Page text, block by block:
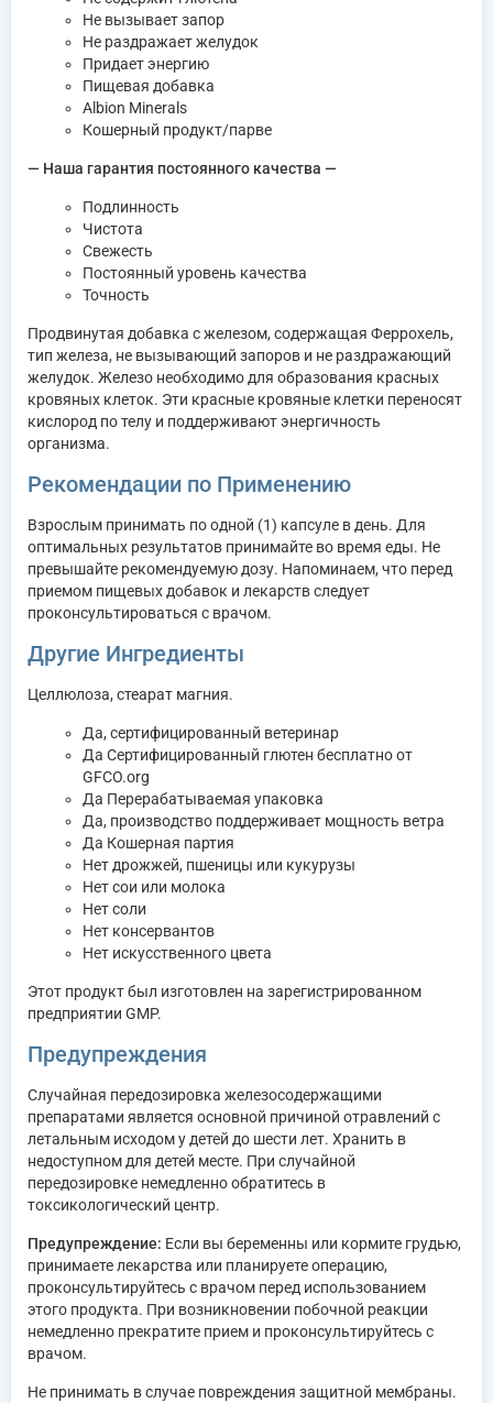
Не вызывает запор
Не раздражает желудок
Придает энергию
Пищевая добавка
Albion Minerals
Кошерный продукт/парве
— Наша гарантия постоянного качества —
Подлинность
Чистота
Свежесть
Постоянный уровень качества
Точность
Продвинутая добавка с железом, содержащая Феррохель,
тип железа, не вызывающий запоров и не раздражающий
желудок. Железо необходимо для образования красных
кровяных клеток. Эти красные кровяные клетки переносят
кислород по телу и поддерживают энергичность
организма.
Рекомендации по Применению
Взрослым принимать по одной (1) капсуле в день. Для
оптимальных результатов принимайте во время еды. Не
превышайте рекомендуемую дозу. Напоминаем, что перед
приемом пищевых добавок и лекарств следует
проконсультироваться с врачом.
Другие Ингредиенты
Целлюлоза, стеарат магния.
Да, сертифицированный ветеринар
Да Сертифицированный глютен бесплатно от
GFCO.org
Да Перерабатываемая упаковка
Да, производство поддерживает мощность ветра
Да Кошерная партия
Нет дрожжей, пшеницы или кукурузы
Нет сои или молока
Нет соли
Нет консервантов
Нет искусственного цвета
Этот продукт был изготовлен на зарегистрированном
предприятии GMP.
Предупреждения
Случайная передозировка железосодержащими
препаратами является основной причиной отравлений с
летальным исходом у детей до шести лет. Хранить в
недоступном для детей месте. При случайной
передозировке немедленно обратитесь в
токсикологический центр.
Предупреждение: Если вы беременны или кормите грудью,
принимаете лекарства или планируете операцию,
проконсультируйтесь с врачом перед использованием
этого продукта. При возникновении побочной реакции
немедленно прекратите прием и проконсультируйтесь с
врачом.
Не принимать в случае повреждения защитной мембраны.